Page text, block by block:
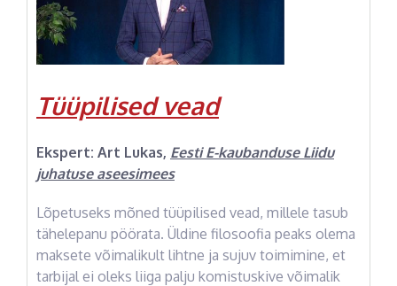
Tüüpilised vead
Ekspert: Art Lukas, Eesti E-kaubanduse Liidu
juhatuse aseesimees
Lõpetuseks mõned tüüpilised vead, millele tasub
tähelepanu pöörata. Üldine filosoofia peaks olema
maksete võimalikult lihtne ja sujuv toimimine, et
tarbijal ei oleks liiga palju komistuskive võimalik